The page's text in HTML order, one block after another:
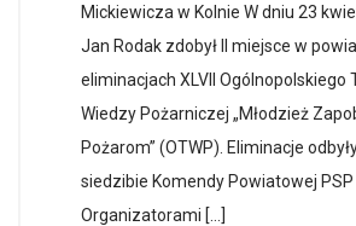
Mickiewicza w Kolnie W dniu 23
Jan Rodak zdobył II miejsce w
eliminacjach XLVII Ogólnopolskiego
Wiedzy Pożarniczej „Młodzież
Pożarom” (OTWP). Eliminacje
siedzibie Komendy Powiatowej PSP
Organizatorami […]